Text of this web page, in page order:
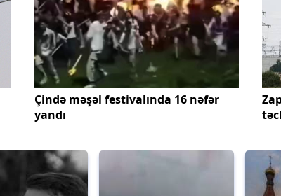
Çində məşəl festivalında 16 nəfər
yandı